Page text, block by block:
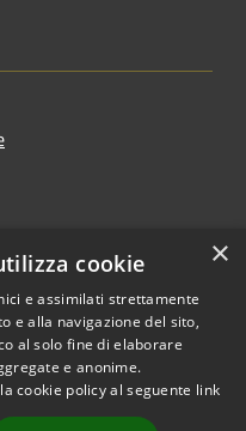
Copyright © 2026 • Comune di
Castiglione della Pescaia •
×
cookie
e assimilati strettamente
e alla navigazione del sito,
al solo fine di elaborare
e anonime.
cookie policy al seguente link